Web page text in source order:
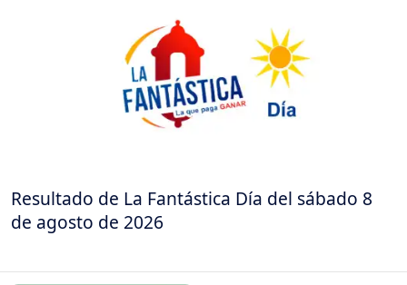
Resultado de La Fantástica Día del sábado 8
de agosto de 2026